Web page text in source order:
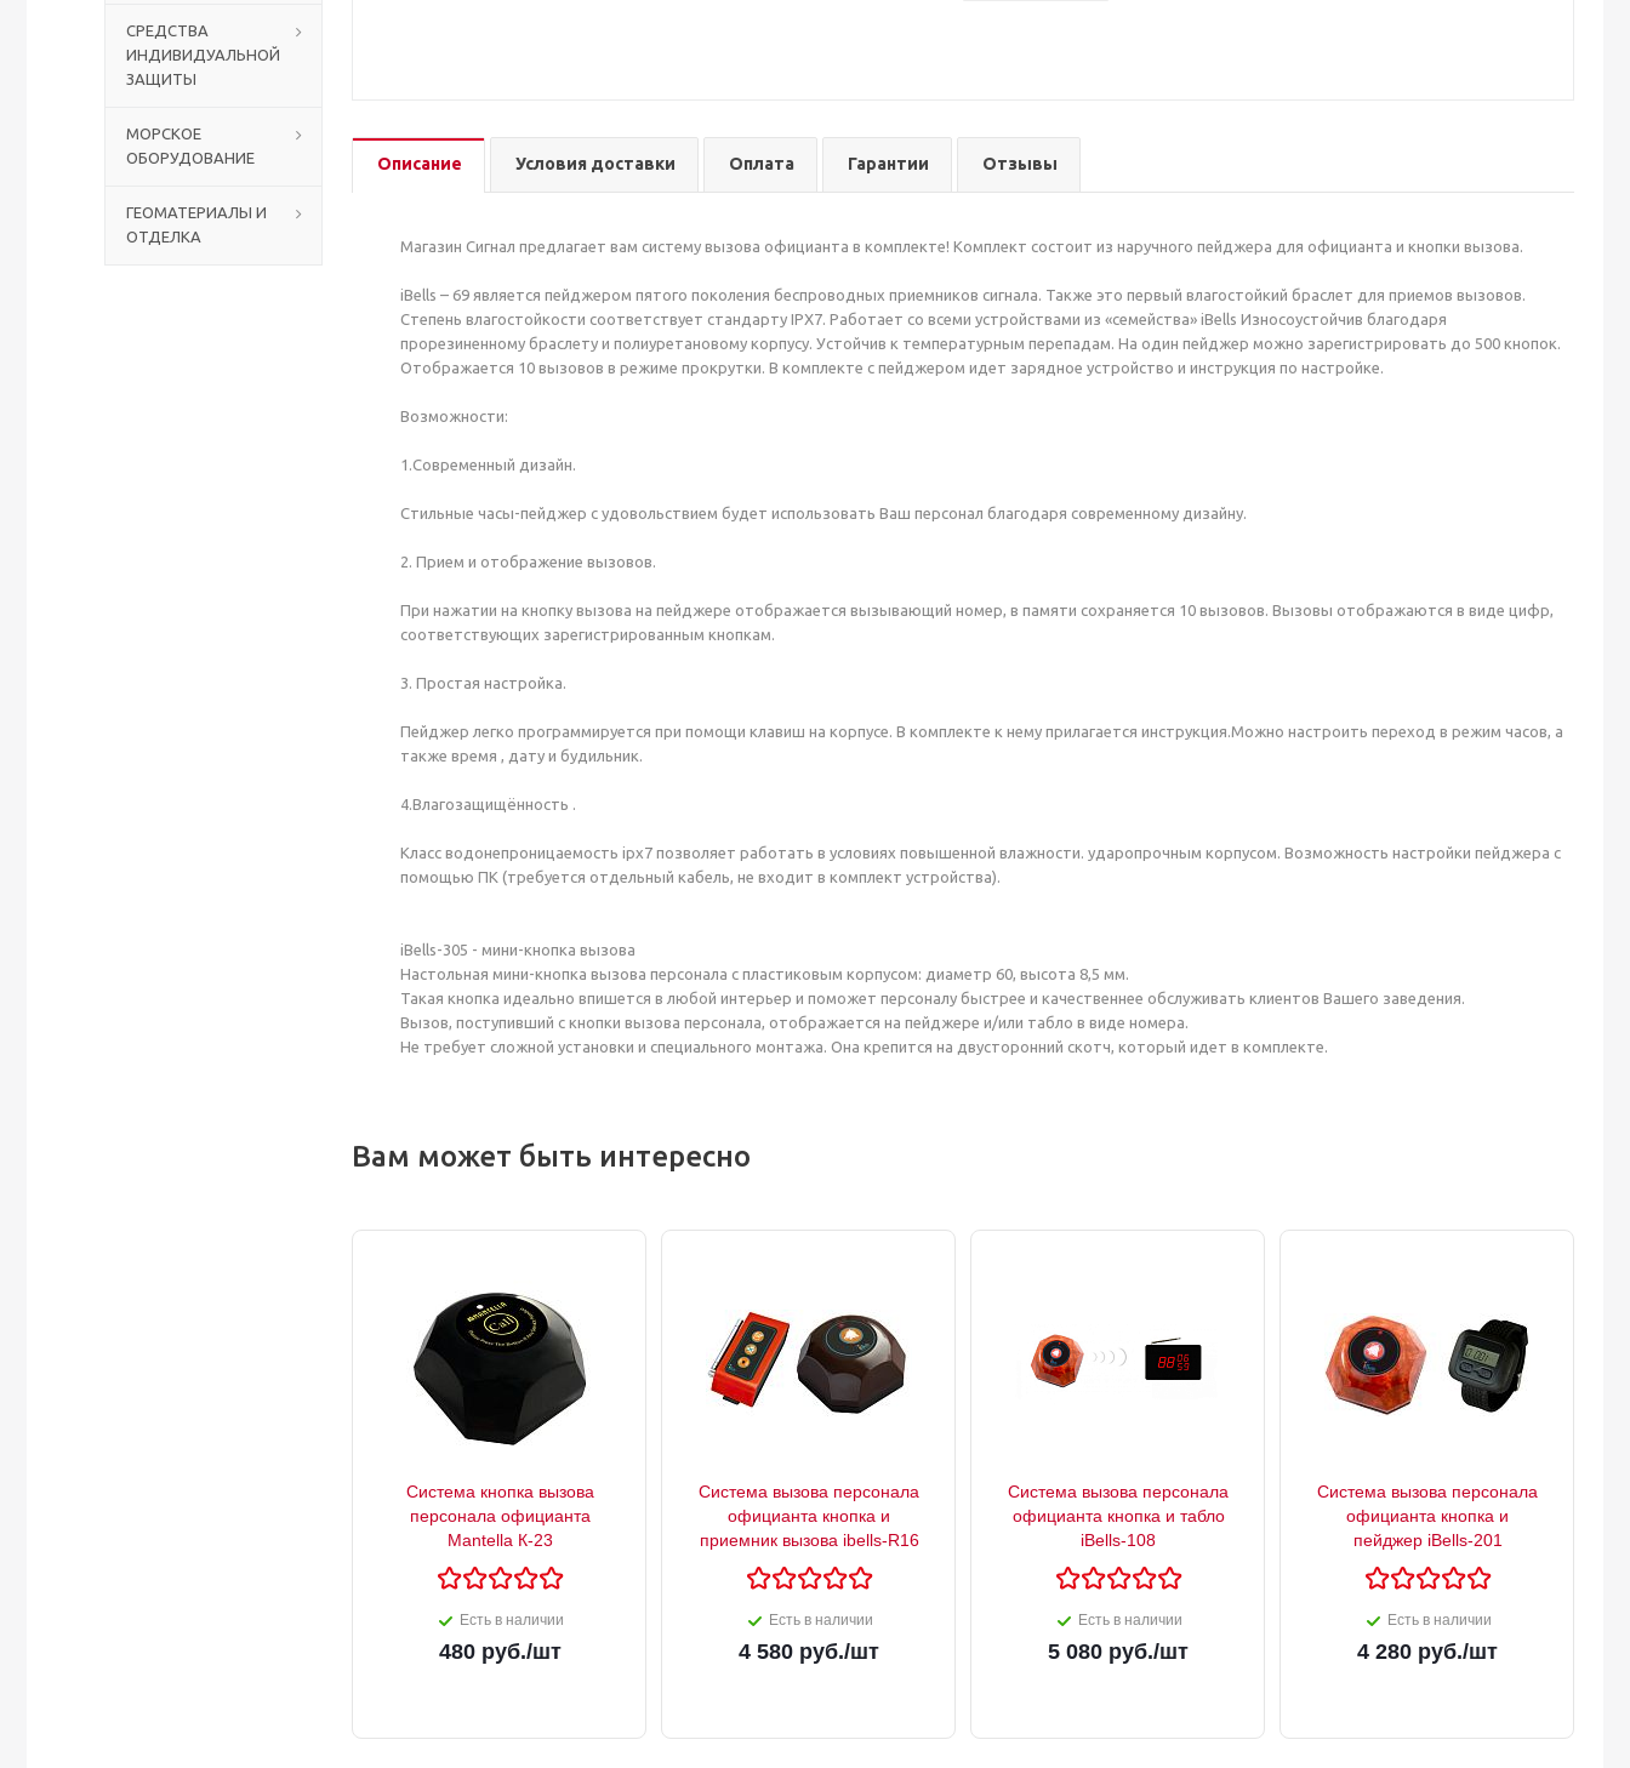
СРЕДСТВА
ИНДИВИДУАЛЬНОЙ
ЗАЩИТЫ
МОРСКОЕ
ОБОРУДОВАНИЕ
ГЕОМАТЕРИАЛЫ И
ОТДЕЛКА
Описание Условия доставки Оплата Гарантии Отзывы
Магазин Сигнал предлагает вам систему вызова официанта в комплекте! Комплект состоит из наручного пейджера для официанта и кнопки вызова.
iBells – 69 является пейджером пятого поколения беспроводных приемников сигнала. Также это первый влагостойкий браслет для приемов вызовов.
Степень влагостойкости соответствует стандарту IPX7. Работает со всеми устройствами из «семейства» iBells Износоустойчив благодаря
прорезиненному браслету и полиуретановому корпусу. Устойчив к температурным перепадам. На один пейджер можно зарегистрировать до 500 кнопок.
Отображается 10 вызовов в режиме прокрутки. В комплекте с пейджером идет зарядное устройство и инструкция по настройке.
Возможности:
1.Современный дизайн.
Стильные часы-пейджер с удовольствием будет использовать Ваш персонал благодаря современному дизайну.
2. Прием и отображение вызовов.
При нажатии на кнопку вызова на пейджере отображается вызывающий номер, в памяти сохраняется 10 вызовов. Вызовы отображаются в виде цифр,
соответствующих зарегистрированным кнопкам.
3. Простая настройка.
Пейджер легко программируется при помощи клавиш на корпусе. В комплекте к нему прилагается инструкция.Можно настроить переход в режим часов, а
также время , дату и будильник.
4.Влагозащищённость .
Класс водонепроницаемость ipx7 позволяет работать в условиях повышенной влажности. ударопрочным корпусом. Возможность настройки пейджера с
помощью ПК (требуется отдельный кабель, не входит в комплект устройства).
iBells-305 - мини-кнопка вызова
Нас­толь­ная ми­ни-кноп­ка вы­зова пер­со­нала с плас­ти­ковым кор­пу­сом: ди­аметр 60, вы­сота 8,5 мм.
Та­кая кноп­ка иде­аль­но впи­шет­ся в лю­бой ин­терь­ер и по­может пер­со­налу быс­трее и ка­чес­твен­нее об­слу­живать кли­ен­тов Ва­шего за­веде­ния.
Вы­зов, пос­ту­пив­ший с кноп­ки вы­зова пер­со­нала, отоб­ра­жа­ет­ся на пей­дже­ре и/или таб­ло в ви­де но­мера.
Не тре­бу­ет слож­ной ус­та­нов­ки и спе­ци­аль­но­го мон­та­жа. Она кре­пит­ся на двус­то­рон­ний скотч, ко­торый идет в ком­плек­те.
Вам может быть интересно
Система кнопка вызова
персонала официанта
Mantella К-23
Есть в наличии
480руб./шт
Система вызова персонала
официанта кнопка и
приемник вызова ibells-R16
Есть в наличии
4 580 руб./шт
Система вызова персонала
официанта кнопка и табло
iBells-108
Есть в наличии
5 080 руб./шт
Система вызова персонала
официанта кнопка и
пейджер iBells-201
Есть в наличии
4 280 руб./шт
Столы с лавками
Биометрические терминалы
Аккумуляторы аккумуляторные батареи для ИБП